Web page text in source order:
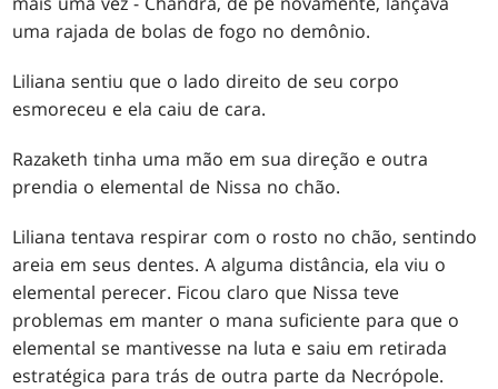
uma rajada de bolas de fogo no demônio.
Liliana sentiu que o lado direito de seu corpo
esmoreceu e ela caiu de cara.
Razaketh tinha uma mão em sua direção e outra
prendia o elemental de Nissa no chão.
Liliana tentava respirar com o rosto no chão, sentindo
areia em seus dentes. A alguma distância, ela viu o
elemental perecer. Ficou claro que Nissa teve
problemas em manter o mana suficiente para que o
elemental se mantivesse na luta e saiu em retirada
estratégica para trás de outra parte da Necrópole.